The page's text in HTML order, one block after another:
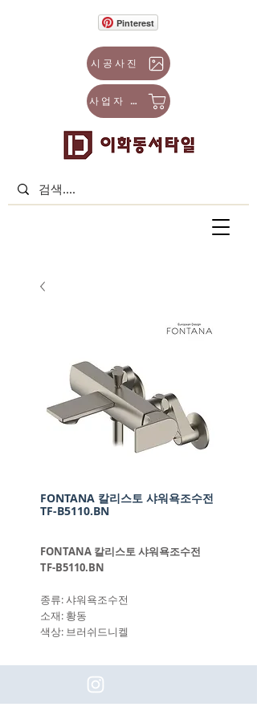
사업자 몰
시공사진
Pinterest
FONTANA 칼리스토 샤워욕조수전
TF-B5110.BN
FONTANA 칼리스토 샤워욕조수전
TF-B5110.BN
종류: 샤워욕조수전
소재: 황동
색상: 브러쉬드니켈